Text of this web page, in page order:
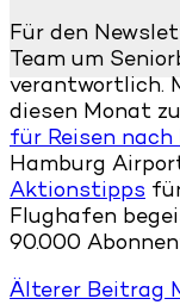
Für den
Team um
verantwortlich.
diesen Monat
für Reisen nach
Hamburg
Aktionstipps
Flughafen
90.000
Älterer Beitrag